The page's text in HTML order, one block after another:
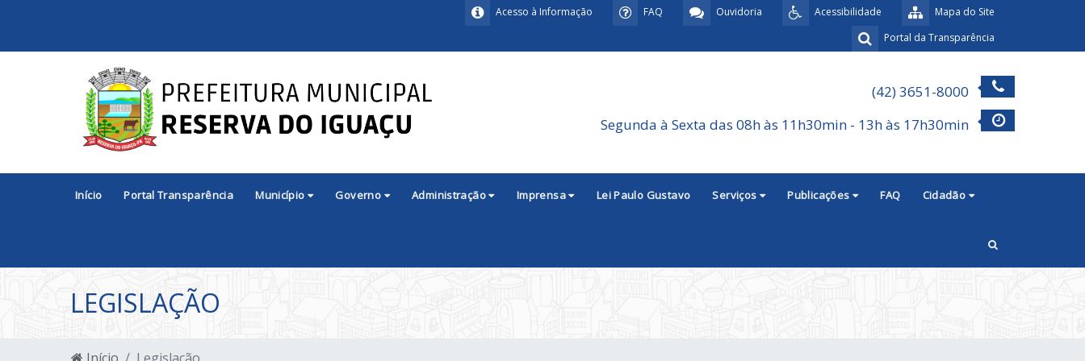
Mapa do Site
Acessibilidade
Ouvidoria
FAQ
Acesso à Informação
Portal da Transparência
(42) 3651-8000
Segunda à Sexta das 08h às 11h30min - 13h às 17h30min
Início Portal Transparência Município Governo Administração Imprensa Lei Paulo Gustavo Serviços Publicações FAQ Cidadão
LEGISLAÇÃO
Início Legislação